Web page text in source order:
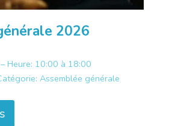
2026
Heure: 10:00 à 18:00
Assemblée générale